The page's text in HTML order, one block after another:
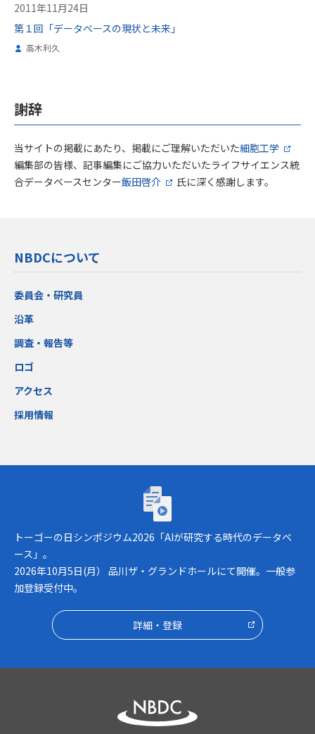
2011年11月24日
第１回「データベースの現状と未来」
高木利久
謝辞
当サイトの掲載にあたり、掲載にご理解いただいた細胞工学
編集部の皆様、記事編集にご協力いただいたライフサイエンス統
合データベースセンター飯田啓介 氏に深く感謝します。
NBDCについて
委員会・研究員
沿革
調査・報告等
ロゴ
アクセス
採用情報
トーゴーの日シンポジウム2026「AIが研究
トーゴーの日シンポジウム2026「AIが研究する時代のデータベ
ース」。
2026年10月5日(月） 品川ザ・グランドホールにて開催。一般参
加登録受付中。
詳細・登録